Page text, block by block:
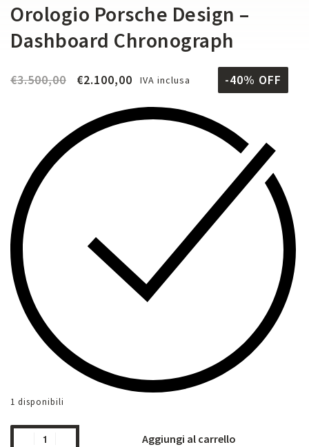
Orologio Porsche Design –
Dashboard Chronograph
€3.500,00 €2.100,00 IVA inclusa -40% OFF
1 disponibili
Aggiungi al carrello